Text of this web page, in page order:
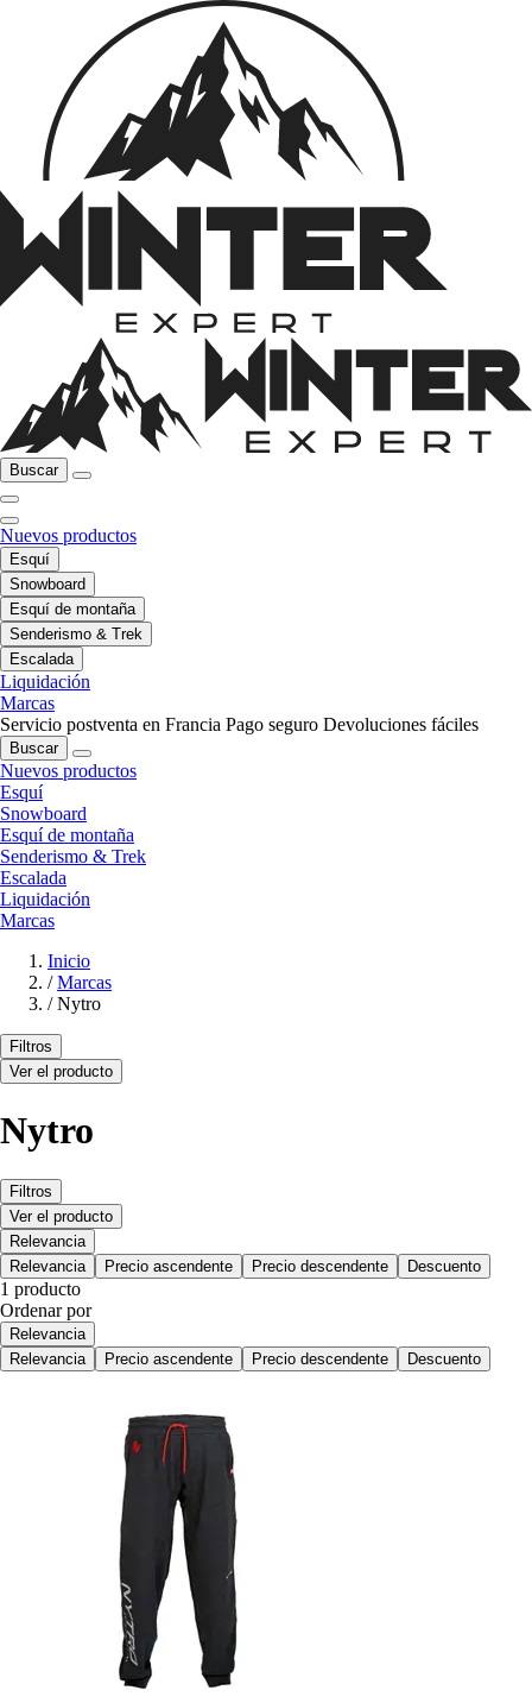
Buscar
Nuevos productos
Esquí
Snowboard
Esquí de montaña
Senderismo & Trek
Escalada
Liquidación
Marcas
Servicio postventa en Francia Pago seguro Devoluciones fáciles
Buscar
Nuevos productos
Esquí
Snowboard
Esquí de montaña
Senderismo & Trek
Escalada
Liquidación
Marcas
Inicio
/ Marcas
/ Nytro
Filtros
Ver el producto
Nytro
Filtros
Ver el producto
Relevancia
Relevancia
Precio ascendente Precio descendente Descuento
1 producto
Ordenar por
Relevancia
Relevancia
Precio ascendente Precio descendente Descuento